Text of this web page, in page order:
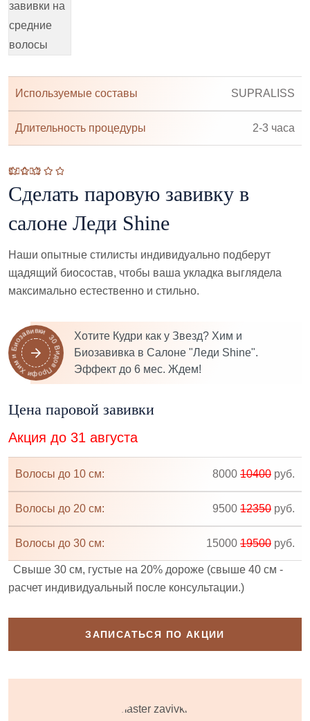
Используемые составы SUPRALISS
Длительность процедуры 2-3 часа
Сделать паровую завивку в
салоне Леди Shine
Наши опытные стилисты индивидуально подберут
щадящий биосостав, чтобы ваша укладка выглядела
максимально естественно и стильно.
Профи Хим и Биозавивки
Хотите Кудри как у Звезд? Хим и
Биозавивка в Салоне "Леди Shine".
Эффект до 6 мес. Ждем!
Цена паровой завивки
Акция до 31 августа
Волосы до 10 см: 8000 10400 руб.
Волосы до 20 см: 9500 12350 руб.
Волосы до 30 см: 15000 19500 руб.
Свыше 30 см, густые на 20% дороже (свыше 40 см -
расчет индивидуальный после консультации.)
ЗАПИСАТЬСЯ ПО АКЦИИ